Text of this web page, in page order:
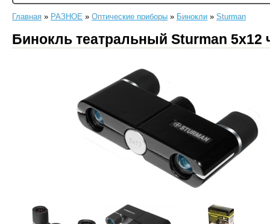
Главная » РАЗНОЕ » Оптические приборы » Бинокли » Sturman
Бинокль театральный Sturman 5x12